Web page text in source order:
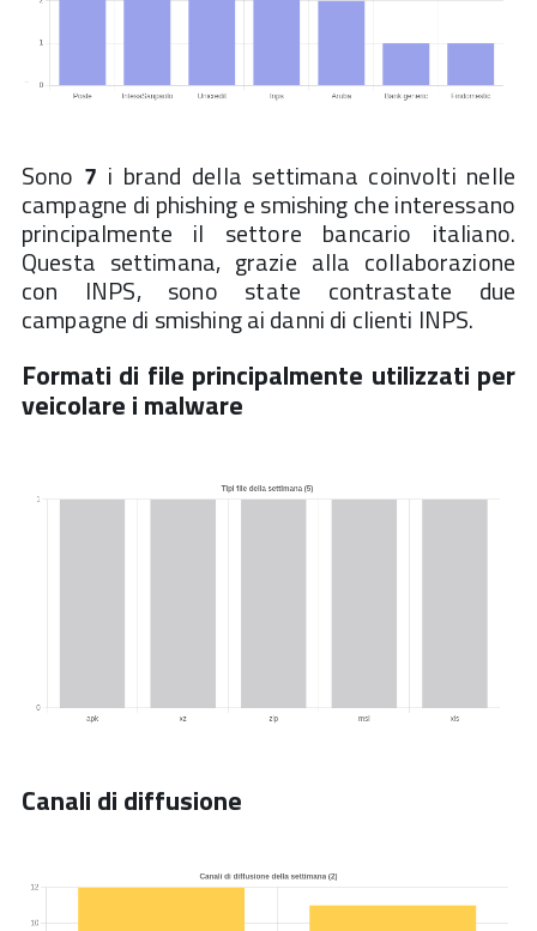
Sono 7 i brand della settimana coinvolti nelle
campagne di phishing e smishing che interessano
principalmente il settore bancario italiano.
Questa settimana, grazie alla collaborazione
con INPS, sono state contrastate due
campagne di smishing ai danni di clienti INPS.
Formati di file principalmente utilizzati per
veicolare i malware
Canali di diffusione